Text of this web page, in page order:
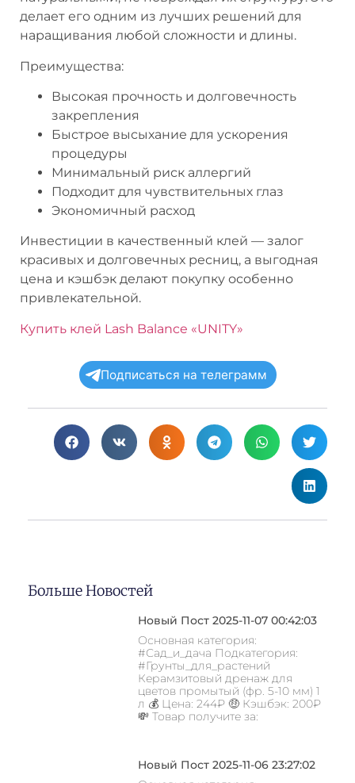
делает его одним из лучших решений для
наращивания любой сложности и длины.
Преимущества:
Высокая прочность и долговечность
закрепления
Быстрое высыхание для ускорения
процедуры
Минимальный риск аллергий
Подходит для чувствительных глаз
Экономичный расход
Инвестиции в качественный клей — залог
красивых и долговечных ресниц, а выгодная
цена и кэшбэк делают покупку особенно
привлекательной.
Купить клей Lash Balance «UNITY»
Подписаться на телеграмм
Больше Новостей
Новый Пост 2025-11-07 00:42:03
Основная категория:
#Сад_и_дача Подкатегория:
#Грунты_для_растений
Керамзитовый дренаж для
цветов промытый (фр. 5-10 мм) 1
л 💰 Цена: 244₽ 🤑 Кэшбэк: 200₽
💸 Товар получите за:
Новый Пост 2025-11-06 23:27:02